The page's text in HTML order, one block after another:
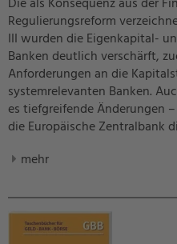
Die als Konsequenz aus der
Regulierungsreform
III wurden die Eigenkapital-
Banken deutlich verschärft,
Anforderungen an die
systemrelevanten Banken.
es tiefgreifende Änderungen
die Europäische Zentralbank
mehr